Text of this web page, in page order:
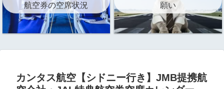
航空券の空席状況
願い
カンタス航空【シドニー行き】JMB提携航